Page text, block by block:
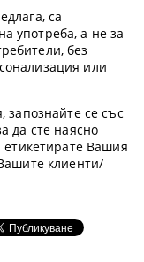
са
употреба, а не за
без
или
запознайте се със
да сте наясно
етикетирате Вашия
клиенти/